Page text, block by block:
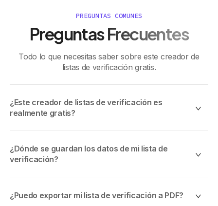
PREGUNTAS COMUNES
Preguntas Frecuentes
Todo lo que necesitas saber sobre este creador de
listas de verificación gratis.
¿Este creador de listas de verificación es
realmente gratis?
requiere cuenta, no hay periodo de prueba y no hay
funciones restringidas. Todas las funciones de esta
¿Dónde se guardan los datos de mi lista de
verificación?
local de tu navegador en tu dispositivo. Nada se envía a
¿Puedo exportar mi lista de verificación a PDF?